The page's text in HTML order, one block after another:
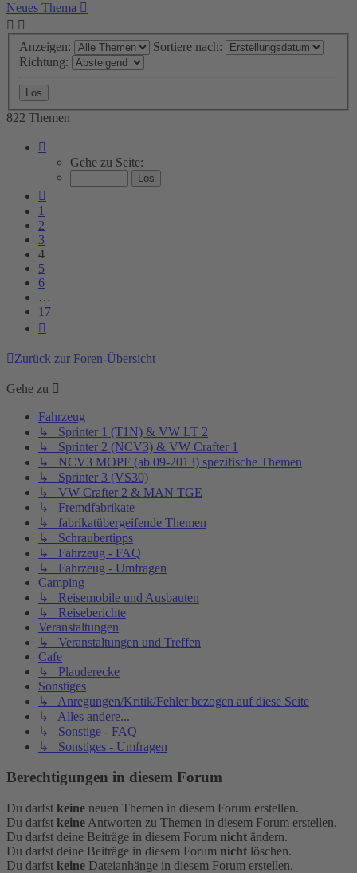
Neues Thema
Anzeigen:
Sortiere nach:
Richtung:
822 Themen
von
Gehe zu Seite:
1
2
3
4
5
6
…
17
Zurück zur Foren-Übersicht
Gehe zu
Fahrzeug
↳ Sprinter 1 (T1N) & VW LT 2
↳ Sprinter 2 (NCV3) & VW Crafter 1
↳ NCV3 MOPF (ab 09-2013) spezifische Themen
↳ Sprinter 3 (VS30)
↳ VW Crafter 2 & MAN TGE
↳ Fremdfabrikate
↳ fabrikatübergeifende Themen
↳ Schraubertipps
↳ Fahrzeug - FAQ
↳ Fahrzeug - Umfragen
Camping
↳ Reisemobile und Ausbauten
↳ Reiseberichte
Veranstaltungen
↳ Veranstaltungen und Treffen
Cafe
↳ Plauderecke
Sonstiges
↳ Anregungen/Kritik/Fehler bezogen auf diese Seite
↳ Alles andere...
↳ Sonstige - FAQ
↳ Sonstiges - Umfragen
Berechtigungen in diesem Forum
Du darfst keine neuen Themen in diesem Forum erstellen.
Du darfst keine Antworten zu Themen in diesem Forum erstellen.
Du darfst deine Beiträge in diesem Forum nicht ändern.
Du darfst deine Beiträge in diesem Forum nicht löschen.
Du darfst keine Dateianhänge in diesem Forum erstellen.